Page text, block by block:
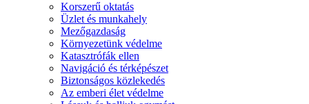
Korszerű oktatás
Üzlet és munkahely
Mezőgazdaság
Környezetünk védelme
Katasztrófák ellen
Navigáció és térképészet
Biztonságos közlekedés
Az emberi élet védelme